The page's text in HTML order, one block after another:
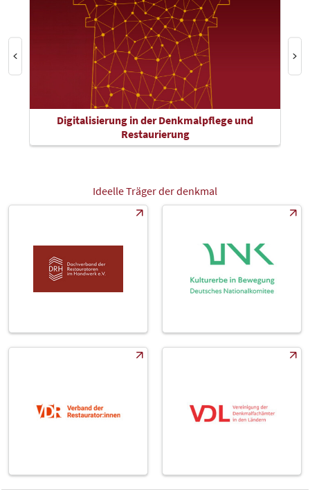
Digitalisierung in der Denkmalpflege und
Restaurierung
Ideelle Träger der denkmal